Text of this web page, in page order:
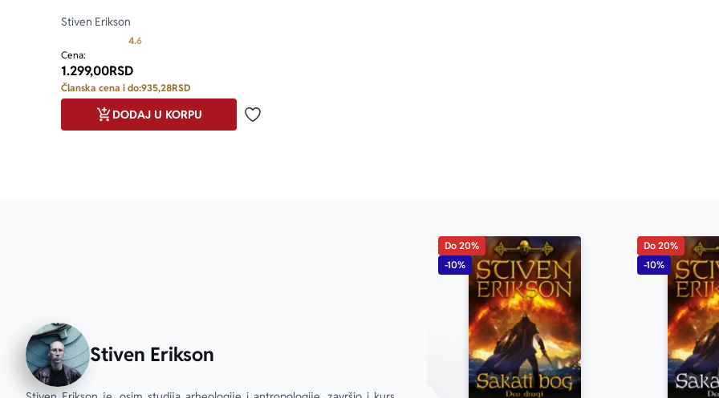
Stiven Erikson
4.6Prosecna ocena je 4.6 od 5
Cena:
1.299,00RSD
Članska cena i do:935,28RSD
Dodaj u omiljene
DODAJ U KORPU
Stiven Erikson
Do 20%
-10%
Do 20%
-10%